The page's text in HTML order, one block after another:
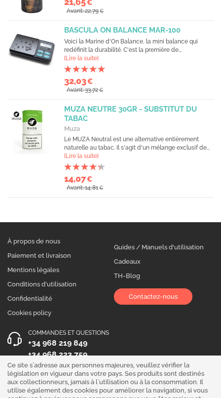
€
Avant: 22,79€
BASCULA ON BALANCE MAR-100
Voici la Marine d'On Balance, la mini balance qui
redéfinit la durabilité. C'est la première de...
[Lire la suite]
32,03€
Avant: 33,72€
MUZA NEUTRE 30GR - SUBSTITUT DU
TABAC
Muza
Le MUZA Neutral est une alternative entièrement
naturelle au tabac. Il s'agit d'un mélange exclusif de...
[Lire la suite]
14,07€
Avant: 14,81€
À propos de nous
Paiement et livraison
Mentions légales
Conditions d'utilisation
Confidentialité
Cookies policy
Guides / Manuels d'utilisation
Cadeaux
TH-Blog
Contactez-nous
COMMANDES ET QUESTIONS
+34 968 219 849
+34 968 223 759
HEURES D´OUVERTURE
Du lundi au vendredi 10:00 - 19:00
Ce site s´adresse aux personnes majeures, veuillez vérifier la
législation en vigueur dans votre pays. Ses produits sont destinés
aux collectionneurs, jamais à l´utilisation ou à la consommation. Il
utilise également des cookies pour améliorer la navigation, si vous